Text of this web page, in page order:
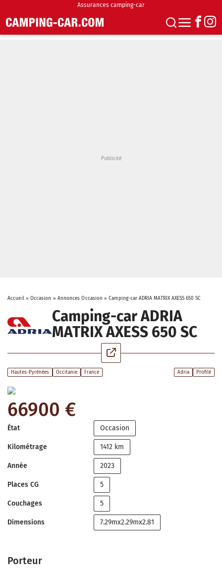
Assurances camping-car
Accueil» Occasion » Annonces Occasion »Camping-car ADRIA MATRIX AXESS 650 SC
Camping-car ADRIA
MATRIX AXESS 650 SC
Hautes-Pyrénées Occitanie France Adria Profilé
66900 €
État Occasion
Kilométrage 1412 km
Année 2023
Places CG 5
Couchages 5
Dimensions 7.29mx2.29mx2.81
Porteur